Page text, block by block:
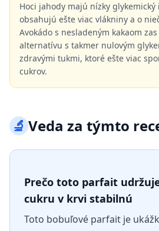
Hoci jahody majú nízky
obsahujú ešte viac vlákniny a o
Avokádo s nesladeným kakaom
alternatívu s takmer nulovým
zdravými tukmi, ktoré ešte viac
cukrov.
🔬Veda za týmto
Prečo toto parfait
cukru v krvi stabilnú
Toto bobuľové parfait je